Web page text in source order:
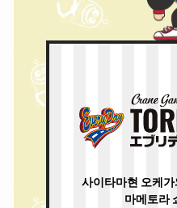
사이타마현 오케
마메토라